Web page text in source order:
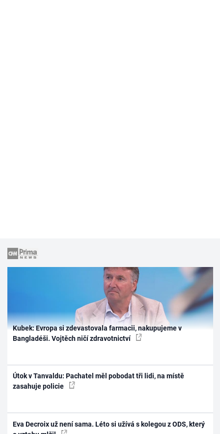
Kubek: Evropa si zdevastovala farmacii, nakupujeme v
Bangladéši. Vojtěch ničí zdravotnictví
Útok v Tanvaldu: Pachatel měl pobodat tři lidi, na místě
zasahuje policie
Eva Decroix už není sama. Léto si užívá s kolegou z ODS, který